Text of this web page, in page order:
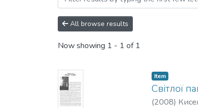
All browse results
Now showing 1 - 1 of 1
Item
Світлої
(2008)